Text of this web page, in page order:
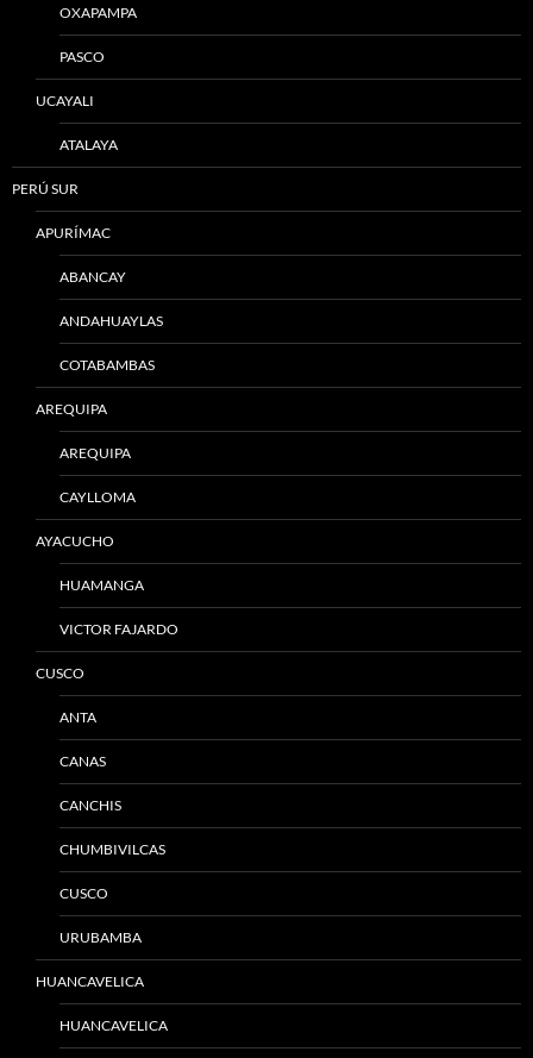
OXAPAMPA
PASCO
UCAYALI
ATALAYA
PERÚ SUR
APURÍMAC
ABANCAY
ANDAHUAYLAS
COTABAMBAS
AREQUIPA
AREQUIPA
CAYLLOMA
AYACUCHO
HUAMANGA
VICTOR FAJARDO
CUSCO
ANTA
CANAS
CANCHIS
CHUMBIVILCAS
CUSCO
URUBAMBA
HUANCAVELICA
HUANCAVELICA